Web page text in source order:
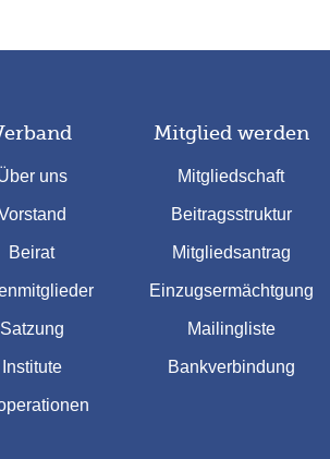
uns
Beirat
Satzung
Institute
Mitglied werden
Mitgliedschaft
Beitragsstruktur
Mitgliedsantrag
Einzugsermächtgung
Mailingliste
Bankverbindung